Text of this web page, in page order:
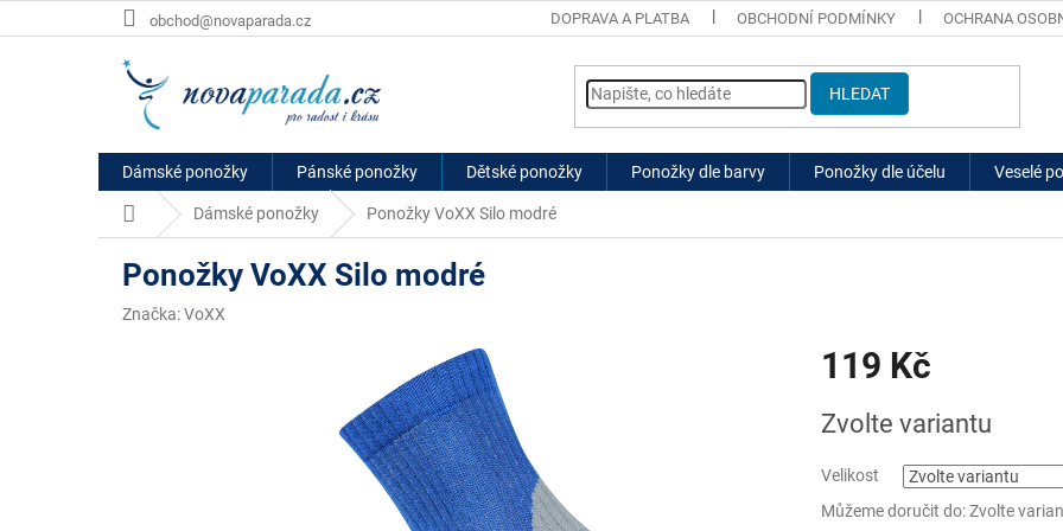
na
obchod@novaparada.cz DOPRAVA A PLATBA OBCHODNÍ PODMÍNKY OCHRANA
HLEDAT
Dámské ponožky Pánské ponožky Dětské ponožky Ponožky dle barvy Ponožky dle účelu Veselé
Domů Dámské ponožky Ponožky VoXX Silo modré
Ponožky VoXX Silo modré
Značka:VoXX
119 Kč
cena:
Zvolte variantu
Velikost
Můžeme doručit do:Zvolte